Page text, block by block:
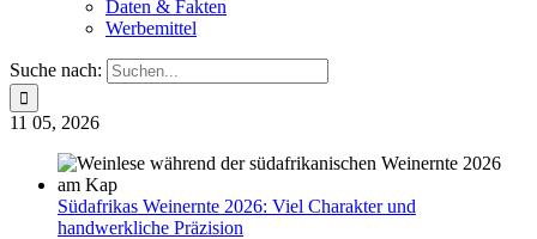
Daten & Fakten
Werbemittel
Suche nach:
11 05, 2026
Südafrikas Weinernte 2026: Viel Charakter und
handwerkliche Präzision